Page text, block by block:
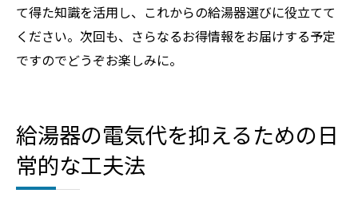
て得た知識を活用し、これからの給湯器選びに役立てて
ください。次回も、さらなるお得情報をお届けする予定
ですのでどうぞお楽しみに。
給湯器の電気代を抑えるための日
常的な工夫法